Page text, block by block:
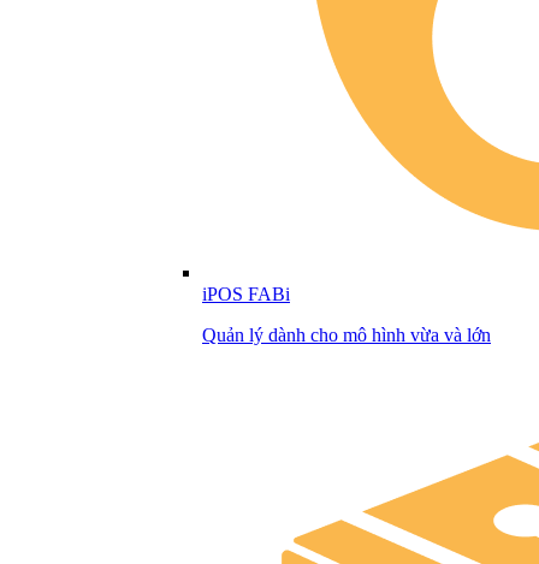
iPOS FABi
Quản lý dành cho mô hình vừa và lớn